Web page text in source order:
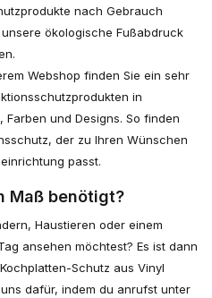
nach Gebrauch
ökologische Fußabdruck
Webshop finden Sie ein sehr
in
Farben und Designs. So finden
der zu Ihren Wünschen
passt.
Maß benötigt?
Haustieren oder einem
ansehen möchtest? Es ist dann
Schutz aus Vinyl
dafür, indem du anrufst unter